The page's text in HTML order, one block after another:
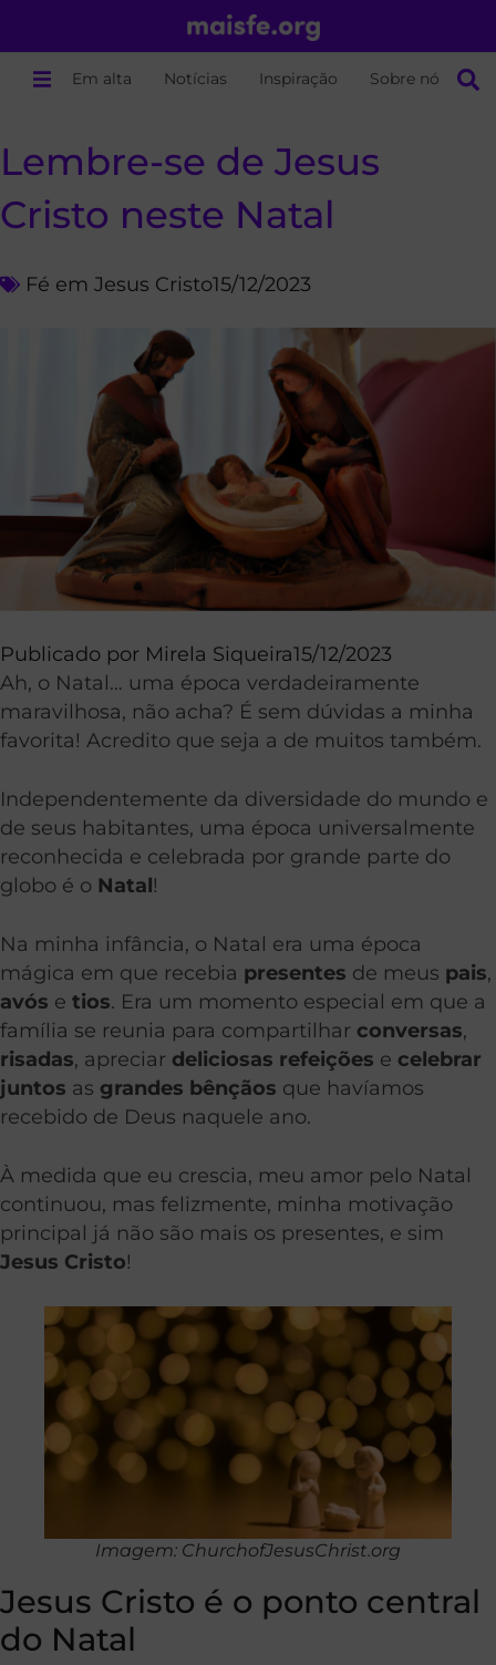
Em alta Notícias Inspiração Sobre nós
Lembre-se de Jesus
Cristo neste Natal
Fé em Jesus Cristo15/12/2023
Publicado por Mirela Siqueira15/12/2023
Ah, o Natal… uma época verdadeiramente
maravilhosa, não acha? É sem dúvidas a minha
favorita! Acredito que seja a de muitos também.
Independentemente da diversidade do mundo e
de seus habitantes, uma época universalmente
reconhecida e celebrada por grande parte do
globo é o Natal!
Na minha infância, o Natal era uma época
mágica em que recebia presentes de meus pais,
avós e tios. Era um momento especial em que a
família se reunia para compartilhar conversas,
risadas, apreciar deliciosas refeições e celebrar
juntos as grandes bênçãos que havíamos
recebido de Deus naquele ano.
À medida que eu crescia, meu amor pelo Natal
continuou, mas felizmente, minha motivação
principal já não são mais os presentes, e sim
Jesus Cristo!
Imagem: ChurchofJesusChrist.org
Jesus Cristo é o ponto central
do Natal